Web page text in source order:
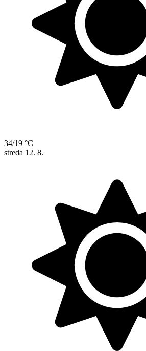
34/19 °C
streda 12. 8.